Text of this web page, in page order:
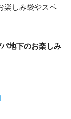
楽しみ袋やスペ
地下のお楽しみ